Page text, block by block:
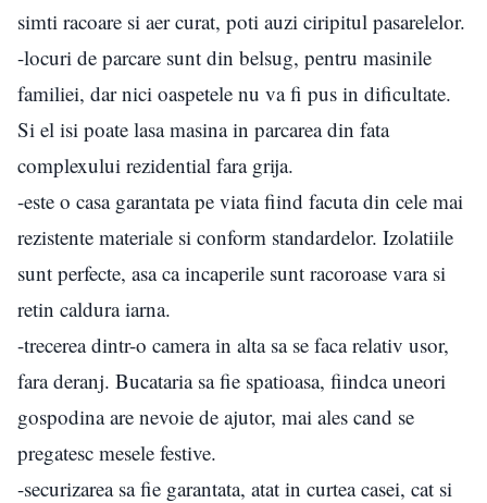
simti racoare si aer curat, poti auzi ciripitul pasarelelor.
-locuri de parcare sunt din belsug, pentru masinile
familiei, dar nici oaspetele nu va fi pus in dificultate.
Si el isi poate lasa masina in parcarea din fata
complexului rezidential fara grija.
-este o casa garantata pe viata fiind facuta din cele mai
rezistente materiale si conform standardelor. Izolatiile
sunt perfecte, asa ca incaperile sunt racoroase vara si
retin caldura iarna.
-trecerea dintr-o camera in alta sa se faca relativ usor,
fara deranj. Bucataria sa fie spatioasa, fiindca uneori
gospodina are nevoie de ajutor, mai ales cand se
pregatesc mesele festive.
-securizarea sa fie garantata, atat in curtea casei, cat si